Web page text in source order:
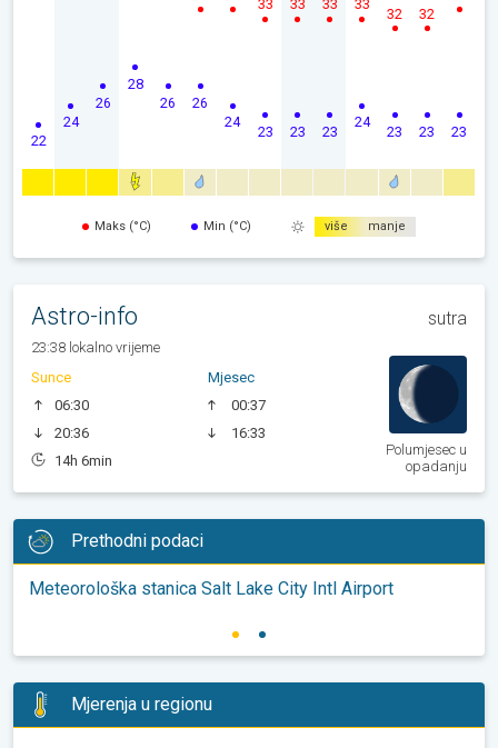
22
24
26
28
26 26
24
23
33
23
33
23
33
24
33
23
32
23
32
23
Maks (°C) Min (°C) više manje
Astro-info sutra
23:38 lokalno vrijeme
Sunce
06:30
20:36
14h 6min
Mjesec
00:37
16:33
Polumjesec u
opadanju
Prethodni podaci
Meteorološka stanica Salt Lake City Intl Airport
Mjerenja u regionu